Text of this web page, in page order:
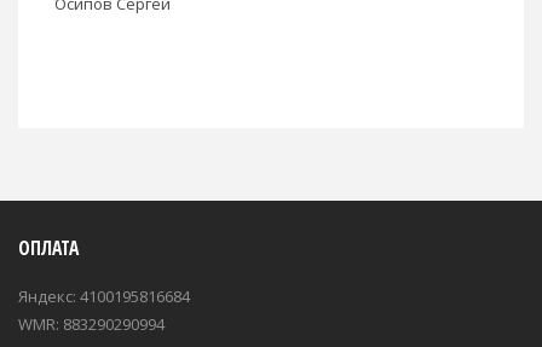
ОПЛАТА
Яндекс: 4100195816684
WMR: 883290290994